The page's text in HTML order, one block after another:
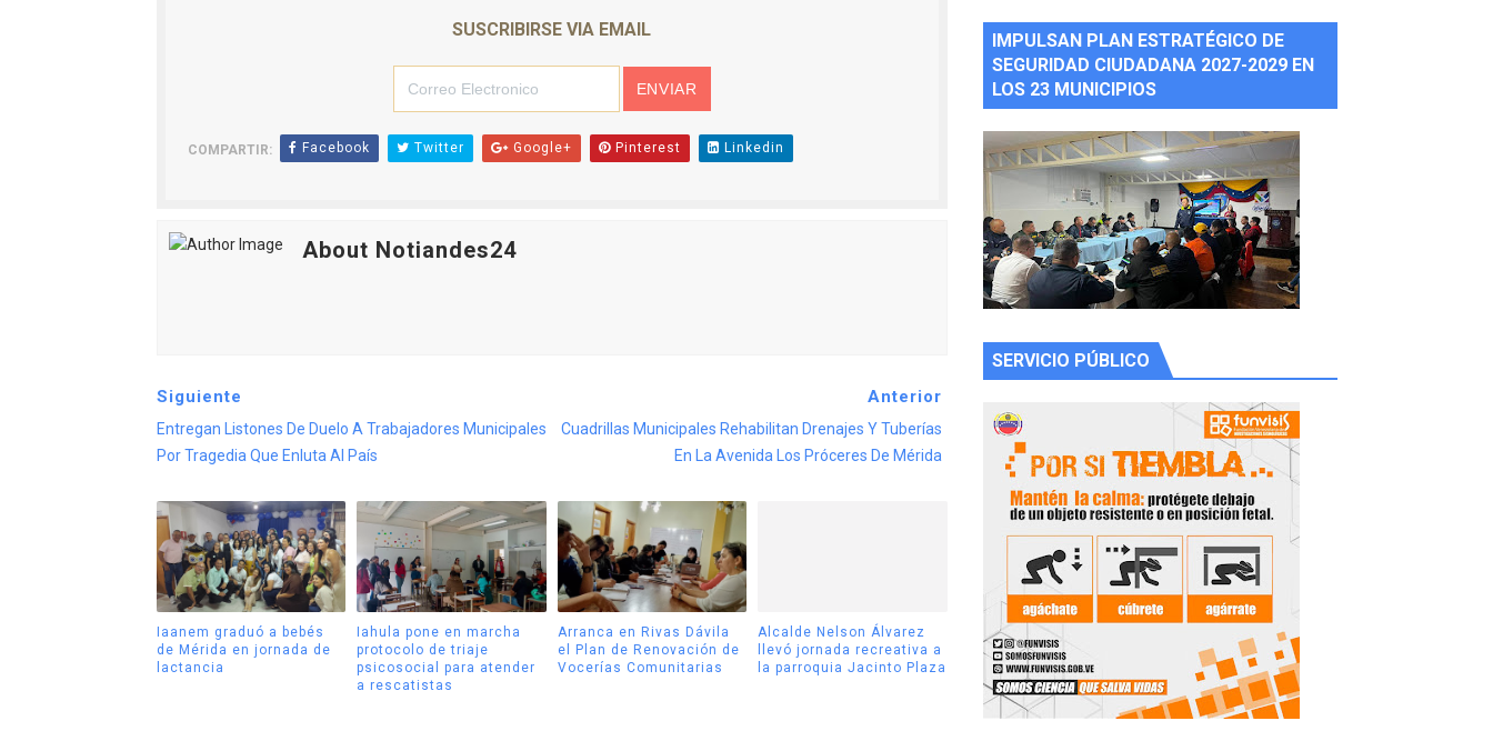
SUSCRIBIRSE VIA EMAIL
COMPARTIR: Facebook Twitter Google+ Pinterest Linkedin
About Notiandes24
Siguiente
Entregan Listones De Duelo A Trabajadores Municipales
Por Tragedia Que Enluta Al País
Anterior
Cuadrillas Municipales Rehabilitan Drenajes Y Tuberías
En La Avenida Los Próceres De Mérida
Iaanem graduó a bebés
de Mérida en jornada de
lactancia
Iahula pone en marcha
protocolo de triaje
psicosocial para atender
a rescatistas
Arranca en Rivas Dávila
el Plan de Renovación de
Vocerías Comunitarias
Alcalde Nelson Álvarez
llevó jornada recreativa a
la parroquia Jacinto Plaza
IMPULSAN PLAN ESTRATÉGICO DE
SEGURIDAD CIUDADANA 2027-2029 EN
LOS 23 MUNICIPIOS
SERVICIO PÚBLICO